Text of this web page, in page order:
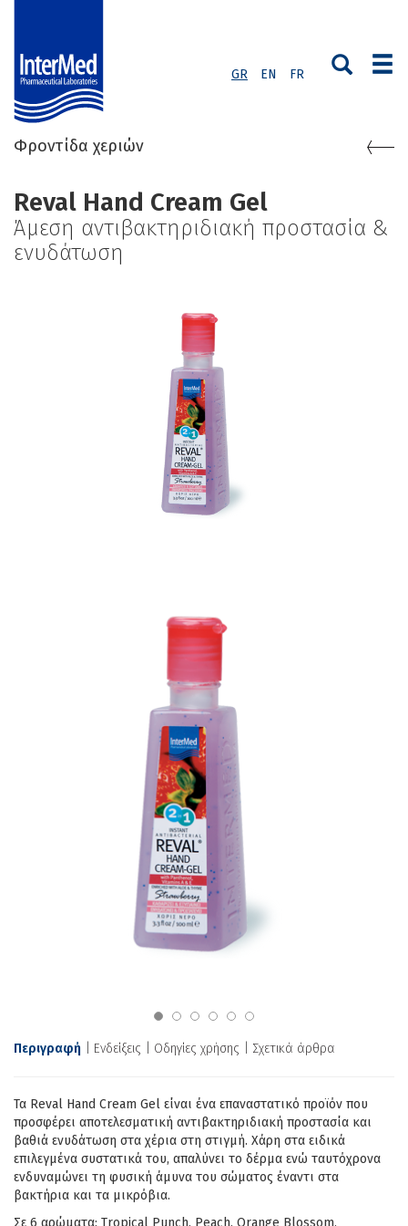
GR EN FR
Φροντίδα χεριών
Reval Hand Cream Gel
Άμεση αντιβακτηριδιακή προστασία &
ενυδάτωση
Περιγραφή Ενδείξεις Οδηγίες χρήσης Σχετικά άρθρα
Τα Reval Hand Cream Gel είναι ένα επαναστατικό προϊόν που
προσφέρει αποτελεσματική αντιβακτηριδιακή προστασία και
βαθιά ενυδάτωση στα χέρια στη στιγμή. Χάρη στα ειδικά
επιλεγμένα συστατικά του, απαλύνει το δέρμα ενώ ταυτόχρονα
ενδυναμώνει τη φυσική άμυνα του σώματος έναντι στα
βακτήρια και τα μικρόβια.
Σε 6 αρώματα: Tropical Punch, Peach, Orange Blossom,